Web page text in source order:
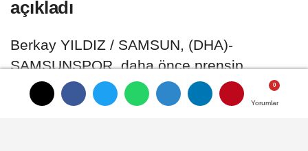
Yorumlar
Yorumlar
açıkladı
Berkay YILDIZ / SAMSUN, (DHA)-
SAMSUNSPOR, daha önce prensip
anlaşmasına vardığı kaleci Bilal Bayazıt ile
4+1 yıllık sözleşme imzaladı
Yorumlar